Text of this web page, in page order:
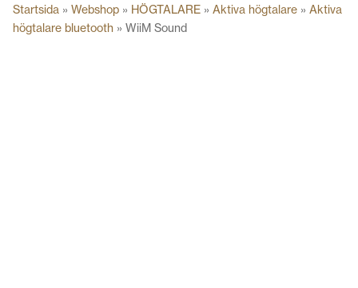
Startsida » Webshop » HÖGTALARE » Aktiva högtalare » Aktiva
högtalare bluetooth » WiiM Sound